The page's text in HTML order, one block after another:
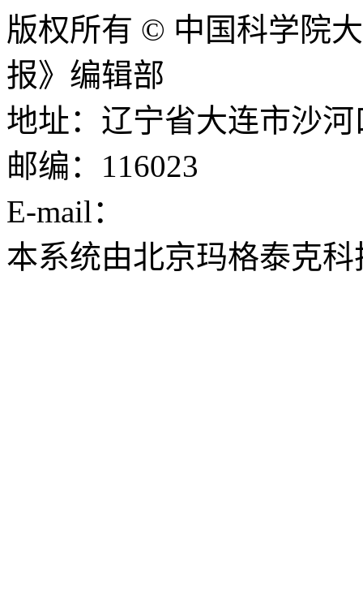
版权所有 © 中国科学院
报》编辑部
地址：辽宁省大连市沙
邮编：116023
E-mail：
本系统由北京玛格泰克